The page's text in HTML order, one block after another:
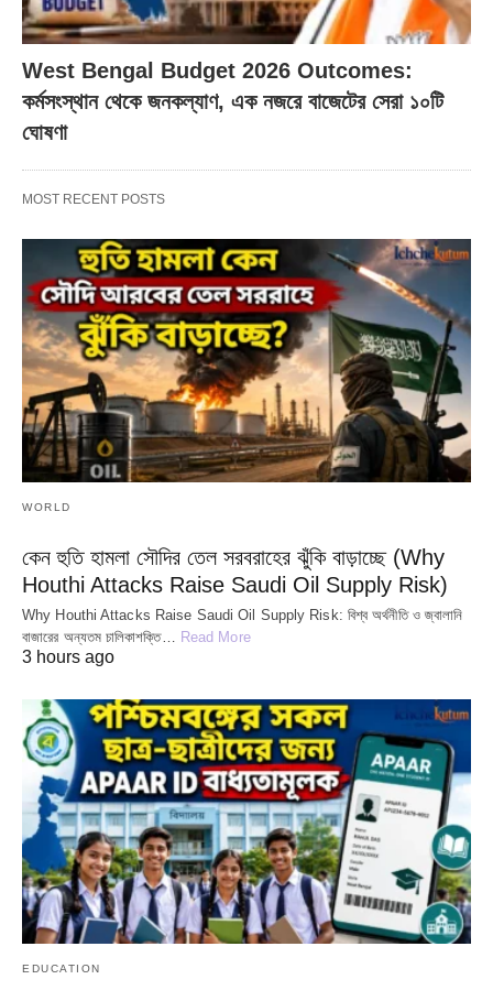
West Bengal Budget 2026 Outcomes:
কর্মসংস্থান থেকে জনকল্যাণ, এক নজরে বাজেটের সেরা ১০টি
ঘোষণা
MOST RECENT POSTS
WORLD
কেন হুতি হামলা সৌদির তেল সরবরাহের ঝুঁকি বাড়াচ্ছে (Why
Houthi Attacks Raise Saudi Oil Supply Risk)
Why Houthi Attacks Raise Saudi Oil Supply Risk: বিশ্ব অর্থনীতি ও জ্বালানি
বাজারের অন্যতম চালিকাশক্তি… Read More
3 hours ago
EDUCATION